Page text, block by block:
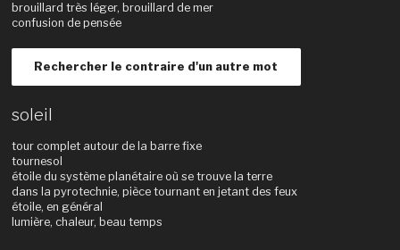
brouillard très léger, brouillard de mer
confusion de pensée
Rechercher le contraire d'un autre mot
soleil
tour complet autour de la barre fixe
tournesol
étoile du système planétaire où se trouve la terre
dans la pyrotechnie, pièce tournant en jetant des feux
étoile, en général
lumière, chaleur, beau temps